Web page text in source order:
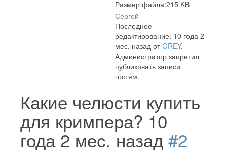
Размер файла:215 KB
Сергей
Последнее
редактирование: 10 года 2
мес. назад отGREY.
Администратор запретил
публиковать записи
гостям.
Какие челюсти купить
для кримпера? 10
года 2 мес. назад #2